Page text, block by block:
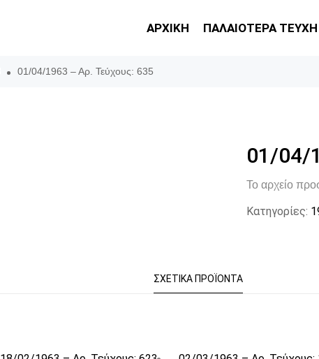
ΑΡΧΙΚΗ ΠΑΛΑΙΟΤΕΡΑ ΤΕΥΧΗ
01/04/1963 – Αρ. Τεύχους: 635
01/04/
Το αρχείο
Κατηγορίες:
ΣΧΕΤΙΚΆ ΠΡΟΪΌΝΤΑ